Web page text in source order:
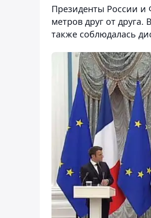
Президенты России и
метров друг от
также соблюдалась